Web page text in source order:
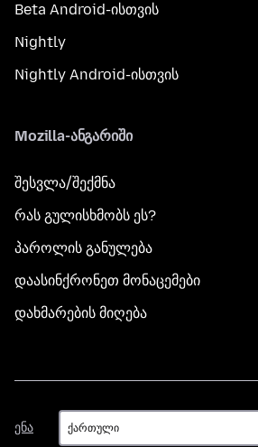
Beta Android-ისთვის
Nightly
Nightly Android-ისთვის
Mozilla-ანგარიში
შესვლა/შექმნა
რას გულისხმობს ეს?
პაროლის განულება
დაასინქრონეთ მონაცემები
დახმარების მიღება
ენა
ენა